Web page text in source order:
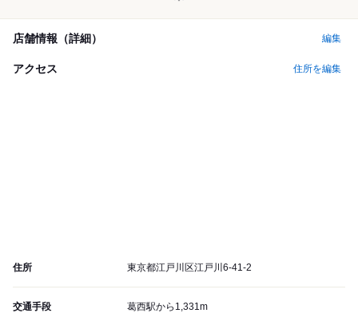
店舗情報（詳細） 編集
アクセス 住所を編集
住所 東京都江戸川区江戸川6-41-2
交通手段 葛西駅から1,331m